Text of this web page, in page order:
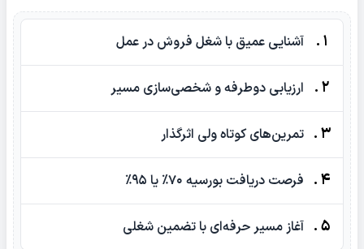
1 . آشنایی عمیق با شغل فروش در عمل
2 . ارزیابی دوطرفه و شخصی‌سازی مسیر
3 . تمرین‌های کوتاه ولی اثرگذار
4 . فرصت دریافت بورسیه ۷۰٪ یا ۹۵٪
5 . آغاز مسیر حرفه‌ای با تضمین شغلی